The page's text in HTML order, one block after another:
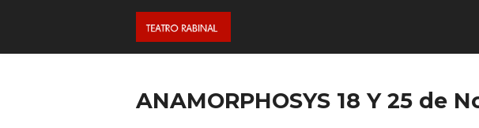
ANAMORPHOSYS 18 Y 25 de